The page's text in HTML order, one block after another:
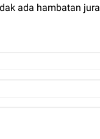
ada hambatan